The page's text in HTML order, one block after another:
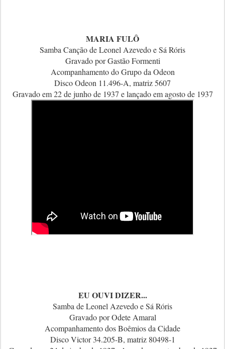
MARIA FULÔ
Samba Canção de Leonel Azevedo e Sá Róris
Gravado por Gastão Formenti
Acompanhamento do Grupo da Odeon
Disco Odeon 11.496-A, matriz 5607
Gravado em 22 de junho de 1937 e lançado em agosto de 1937
EU OUVI DIZER...
Samba de Leonel Azevedo e Sá Róris
Gravado por Odete Amaral
Acompanhamento dos Boêmios da Cidade
Disco Victor 34.205-B, matriz 80498-1